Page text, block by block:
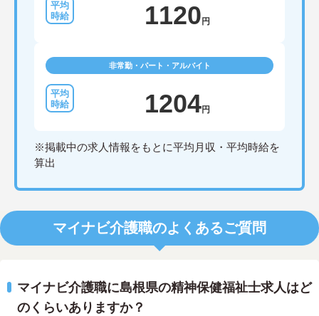
1120 円
非常勤・パート・アルバイト
1204円
※掲載中の求人情報をもとに平均月収・平均時給を
算出
マイナビ介護職のよくあるご質問
マイナビ介護職に島根県の精神保健福祉士求人はど
のくらいありますか？